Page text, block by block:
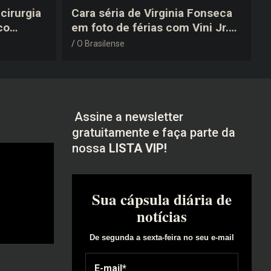
a
Cara séria de Virginia Fonseca
em foto de férias com Vini Jr.
vira piada na web: “Não
O Brasilense
Assine a newsletter
gratuitamente e faça parte da
nossa LISTA VIP!
Sua cápsula diária de
notícias
De segunda a sexta-feira no seu e-mail